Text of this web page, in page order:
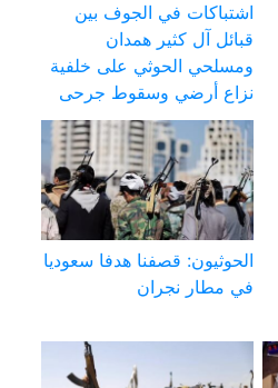
اشتباكات في الجوف بين
قبائل آل كثير همدان
ومسلحي الحوثي على خلفية
نزاع أرضي وسقوط جرحى
الحوثيون: قصفنا هدفا سعوديا
في مطار نجران